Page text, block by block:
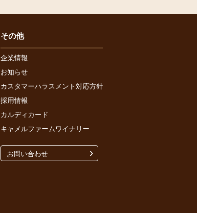
その他
企業情報
お知らせ
カスタマーハラスメント対応方針
採用情報
カルディカード
キャメルファームワイナリー
お問い合わせ